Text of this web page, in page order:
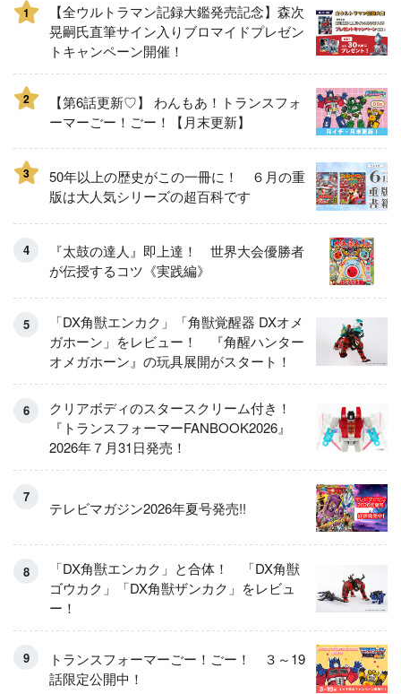
1
【全ウルトラマン記録大鑑発売記念】森次
晃嗣氏直筆サイン入りブロマイドプレゼン
トキャンペーン開催！
2
【第6話更新♡】 わんもあ！トランスフォ
ーマーごー！ごー！【月末更新】
3
50年以上の歴史がこの一冊に！ ６月の重
版は大人気シリーズの超百科です
『太鼓の達人』即上達！ 世界大会優勝者
が伝授するコツ《実践編》
「DX角獣エンカク」「角獣覚醒器 DXオメ
ガホーン」をレビュー！ 『角醒ハンター
オメガホーン』の玩具展開がスタート！
クリアボディのスタースクリーム付き！
『トランスフォーマーFANBOOK2026』
2026年７月31日発売！
テレビマガジン2026年夏号発売!!
「DX角獣エンカク」と合体！ 「DX角獣
ゴウカク」「DX角獣ザンカク」をレビュ
ー！
トランスフォーマーごー！ごー！ ３～19
話限定公開中！